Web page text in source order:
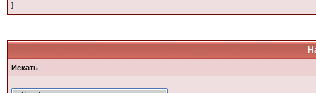
]
Искать